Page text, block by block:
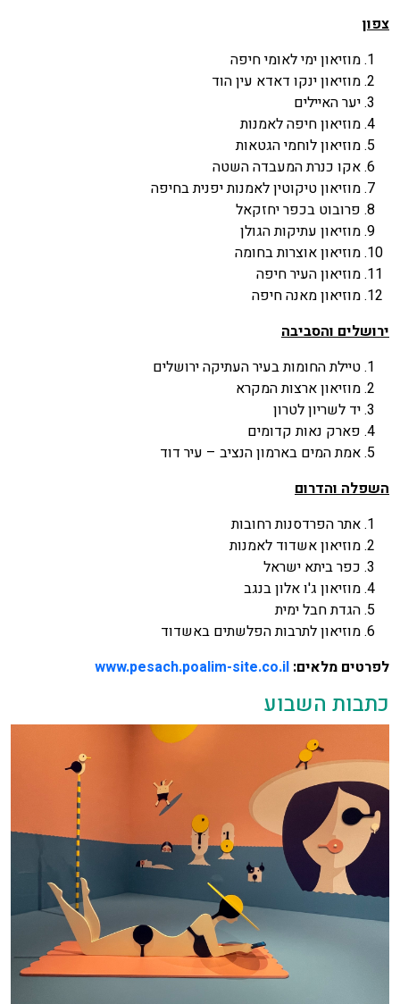
צפון
מוזיאון ימי לאומי חיפה
מוזיאון ינקו דאדא עין הוד
יער האיילים
מוזיאון חיפה לאמנות
מוזיאון לוחמי הגטאות
אקו כנרת המעבדה השטה
מוזיאון טיקוטין לאמנות יפנית בחיפה
פרובוט בכפר יחזקאל
מוזיאון עתיקות הגולן
מוזיאון אוצרות בחומה
מוזיאון העיר חיפה
מוזיאון מאנה חיפה
ירושלים והסביבה
טיילת החומות בעיר העתיקה ירושלים
מוזיאון ארצות המקרא
יד לשריון לטרון
פארק נאות קדומים
אמת המים בארמון הנציב – עיר דוד
השפלה והדרום
אתר הפרדסנות רחובות
מוזיאון אשדוד לאמנות
כפר ביתא ישראל
מוזיאון ג'ו אלון בנגב
הגדת חבל ימית
מוזיאון לתרבות הפלשתים באשדוד
לפרטים מלאים: www.pesach.poalim-site.co.il
כתבות השבוע